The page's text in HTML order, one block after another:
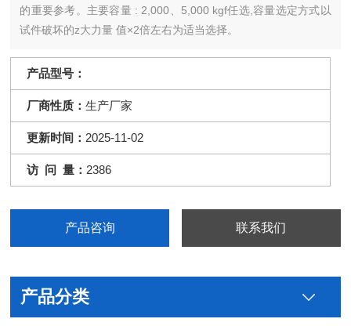
的重要参考。主要容量 : 2,000、5,000 kgf任选,容量选定方式以
试件破坏的z大力量 值×2倍左右为适当选择。
产品型号：
厂商性质：生产厂家
更新时间： 2025-11-02
访 问 量： 2386
产品咨询 联系我们
产品分类